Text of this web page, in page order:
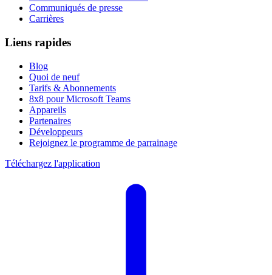
Communiqués de presse
Carrières
Liens rapides
Blog
Quoi de neuf
Tarifs & Abonnements
8x8 pour Microsoft Teams
Appareils
Partenaires
Développeurs
Rejoignez le programme de parrainage
Téléchargez l'application